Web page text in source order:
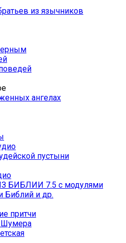
из язычников
ангелах
пустыни
БИБЛИИ 7.5 с модулями
Библий и др.
притчи